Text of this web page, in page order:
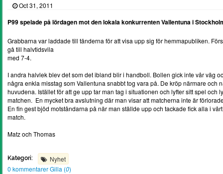
Oct 31, 2011
P99 spelade på lördagen mot den lokala konkurrenten Vallentuna i
Grabbarna var laddade till tänderna för att visa upp sig för hemmapubliken.
gå till halvtidsvila
med 7-4.
I andra halvlek blev det som det ibland blir i handboll. Bollen gick inte vår väg
några enkla misstag som Vallentuna snabbt tog vara på. De kröp närmare
huvudena. Istället för att ge upp tar man tag i situationen och lyfter sitt spel
matchen. En mycket bra avslutning där man visar att matcherna inte är
En fin gest bjöd motståndarna på när man ställde upp och tackade fick alla i
match.
Matz och Thomas
Kategori:
Nyhet
0 kommentarerGilla (0)